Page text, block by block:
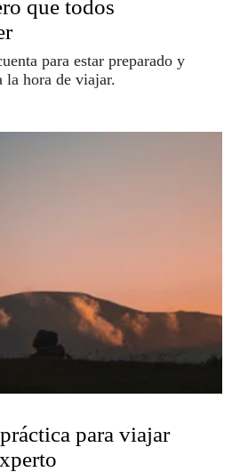
que todos
para estar preparado y
la hora de viajar.
para viajar